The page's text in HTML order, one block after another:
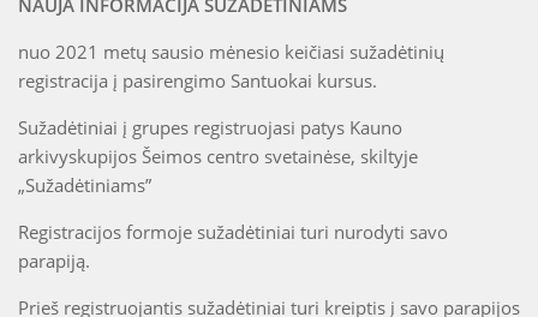
NAUJA INFORMACIJA SUŽADĖTINIAMS
nuo 2021 metų sausio mėnesio keičiasi sužadėtinių
registracija į pasirengimo Santuokai kursus.
Sužadėtiniai į grupes registruojasi patys Kauno
arkivyskupijos Šeimos centro svetainėse, skiltyje
„Sužadėtiniams”
Registracijos formoje sužadėtiniai turi nurodyti savo
parapiją.
Prieš registruojantis sužadėtiniai turi kreiptis į savo parapijos